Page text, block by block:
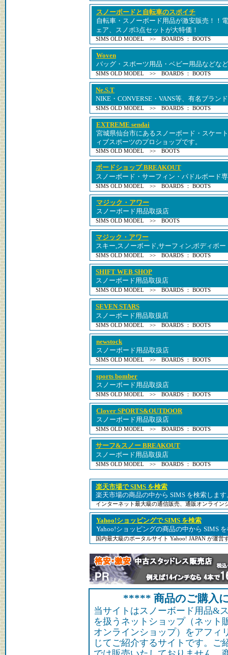
スノーボードと自転車のスポイチ
自転車・スノーボード用品が激安販売！！
ェア、スノボ3点セットが大特価！
SIMS OLD MODEL >> BOARDS ： BOOTS
Woven
バッグ・スポーツ用品・ベビー用品などな
SIMS OLD MODEL >> BOARDS ： BOOTS
Ne.S.T
NIKE・CONVERSE・VANS等、有名ブラン
SIMS OLD MODEL >> BOARDS ： BOOTS
EXTREME sendai
宮城県仙台市にあるスノーボード・スケー
ィブスポーツのプロショップです。
SIMS OLD MODEL >> BOOTS
ボードショップ BREAKOUT
スノーボード・サーフィン・パドルボード
SIMS OLD MODEL >> BOARDS ： BOOTS
マジック・アワー
スノーボード用品取扱店
SIMS OLD MODEL >> BOOTS
マジック・アワー
スキー,スノーボード,サーフィン,ボディボ
SIMS OLD MODEL >> BOARDS ： BOOTS
SHIFT WEB SHOP
スノーボード用品取扱店
SIMS OLD MODEL >> BOARDS ： BOOTS
SEVEN STARS
スノーボード用品取扱店
SIMS OLD MODEL >> BOARDS ： BOOTS
newstock
スノーボード用品取扱店
SIMS OLD MODEL >> BOARDS ： BOOTS
sports bomber
スノーボード用品取扱店
SIMS OLD MODEL >> BOARDS ： BOOTS
Clover SPORTS&OUTDOOR
スノーボード用品取扱店
SIMS OLD MODEL >> BOARDS ： BOOTS
サーフ&スノー BREAKOUT
スノーボード用品取扱店
SIMS OLD MODEL >> BOARDS ： BOOTS
楽天市場で SIMS を検索
楽天市場の商品の中から SIMS を検索します
インターネット最大級の通信販売、通販オンライン
Yahoo!ショッピングで SIMS を検索
Yahoo!ショッピングの商品の中から SIMS
国内最大級のポータルサイト Yahoo! JAPAN が運営
***** 商品のご購入
当サイトはスノーボード用品&
を扱うネットショップ（ネット
オンラインショップ）をアフィ
じてご紹介するサイトです。ご